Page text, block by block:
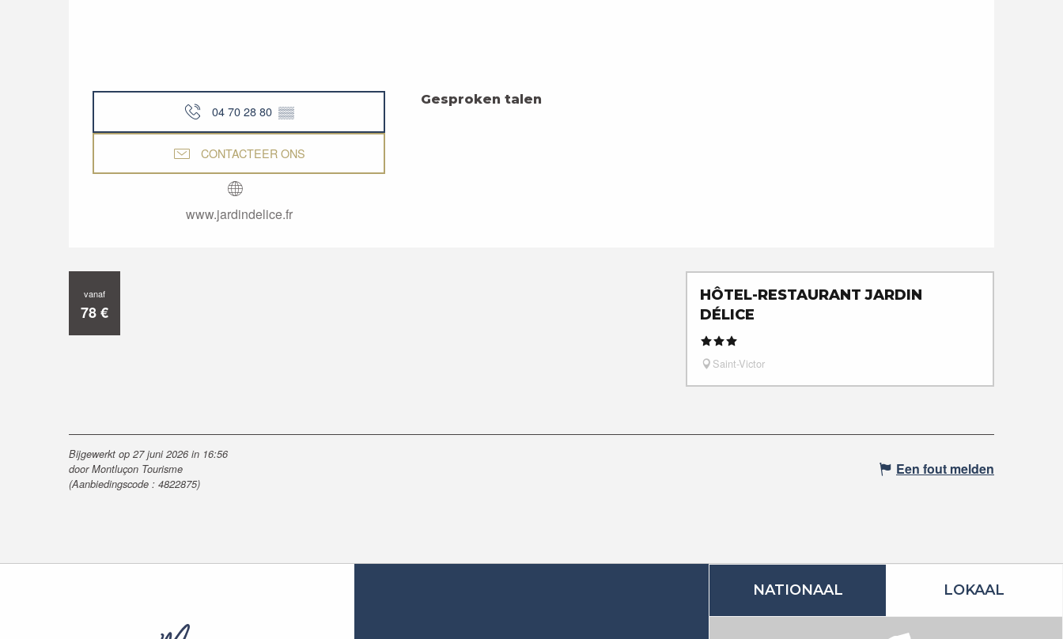
04 70 28 80 ▒▒
CONTACTEER ONS
www.jardindelice.fr
Gesproken talen
Gesproken talen
vanaf
78€
HÔTEL-RESTAURANT JARDIN
DÉLICE
Saint-Victor
Bijgewerkt op 27 juni 2026 in 16:56
door Montluçon Tourisme
(Aanbiedingscode : 4822875)
Een fout melden
NATIONAAL LOKAAL